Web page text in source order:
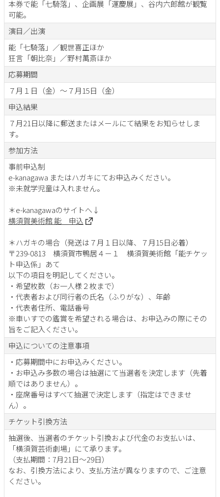
本券で能「七騎落」、企画展「運慶展」、谷内六郎館が観覧
可能。
演目／出演
能「七騎落」／観世喜正ほか
狂言「朝比奈」／野村萬斎ほか
応募期間
７月１日（金）～７月15日（金）
申込結果
７月21日以降に郵送またはメールにて結果をお知らせしま
す。
参加方法
事前申込制
e-kanagawa またはハガキにてお申込みください。
※未就学児童は入れません。
＊e-kanagawaのサイトへ↓
横須賀美術館 能 申込
＊ハガキの場合（発送は７月１日以降、７月15日必着）
〒239-0813 横須賀市鴨居４－１ 横須賀美術館「能チケッ
ト申込係」あて
以下の項目を明記してください。
・希望枚数（お一人様２枚まで）
・代表者および同行者の氏名（ふりがな）、年齢
・代表者住所、電話番号
※車いすでの鑑賞を希望される場合は、お申込みの際にその
旨をご記入ください。
申込についての注意事項
・応募期間中にお申込みください。
・お申込み多数の場合は抽選にて当選者を決定します（先着
順ではありません）。
・座席番号はすべて抽選で決定します（指定はできませ
ん）。
チケット引換方法
抽選後、当選者のチケット引換および代金のお支払いは、
「横須賀芸術劇場」にて承ります。
（支払期間：7月21日～29日）
なお、引換方法により、支払方法が異なりますので、ご注意
ください。